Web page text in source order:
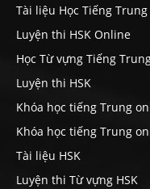
Tài liệu Học Tiếng Trung
Luyện thi HSK Online
Học Từ vựng Tiếng
Luyện thi HSK
Khóa học tiếng Trung
Khóa học tiếng Trung
Tài liệu HSK
Luyện thi Từ vựng HSK